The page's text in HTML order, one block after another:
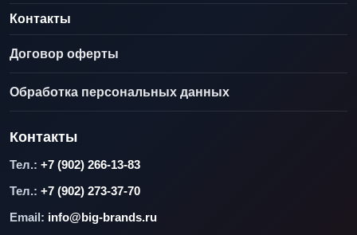
Контакты
Договор оферты
Обработка персональных данных
Контакты
Тел.: +7 (902) 266-13-83
Тел.: +7 (902) 273-37-70
Email: info@big-brands.ru